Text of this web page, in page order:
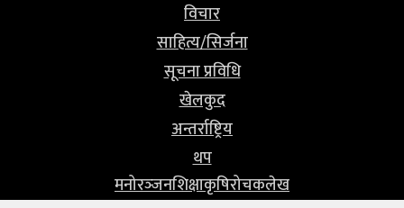
विचार
साहित्य/सिर्जना
सूचना प्रविधि
खेलकुद
अन्तर्राष्ट्रिय
थप
मनोरञ्‍जनशिक्षाकृषिरोचकलेख
खेलकुद